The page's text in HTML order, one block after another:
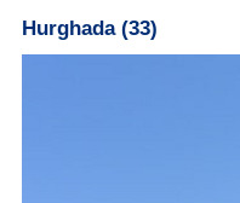
Hurghada (33)